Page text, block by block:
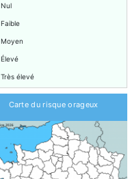
Nul
Faible
Moyen
Élevé
Très élevé
Carte du risque orageux